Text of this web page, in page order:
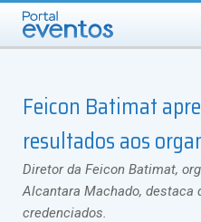
DOMINGO, 9 DE AGOSTO DE
Feicon Batimat
resultados aos
Diretor da Feicon Batimat,
Alcantara Machado, destaca
credenciados.